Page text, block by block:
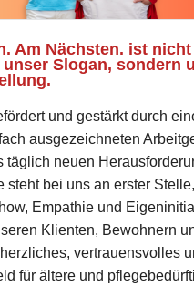
Am Nächsten. ist nicht
Slogan, sondern
und gestärkt durch
ausgezeichneten
täglich neuen
steht bei uns an erster
Empathie und
Klienten, Bewohnern
vertrauensvolles
für ältere und